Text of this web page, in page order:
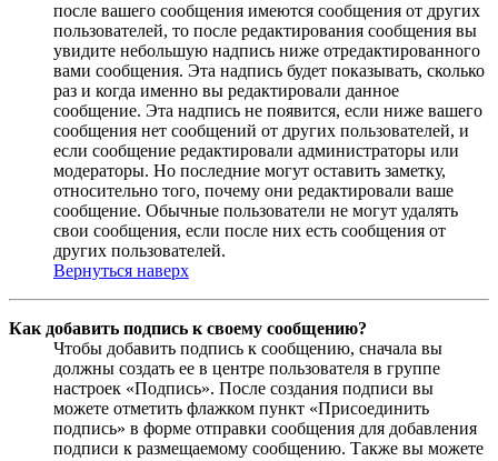
после вашего сообщения имеются сообщения от других
пользователей, то после редактирования сообщения вы
увидите небольшую надпись ниже отредактированного
вами сообщения. Эта надпись будет показывать, сколько
раз и когда именно вы редактировали данное
сообщение. Эта надпись не появится, если ниже вашего
сообщения нет сообщений от других пользователей, и
если сообщение редактировали администраторы или
модераторы. Но последние могут оставить заметку,
относительно того, почему они редактировали ваше
сообщение. Обычные пользователи не могут удалять
свои сообщения, если после них есть сообщения от
других пользователей.
Вернуться наверх
Как добавить подпись к своему сообщению?
Чтобы добавить подпись к сообщению, сначала вы
должны создать ее в центре пользователя в группе
настроек «Подпись». После создания подписи вы
можете отметить флажком пункт «Присоединить
подпись» в форме отправки сообщения для добавления
подписи к размещаемому сообщению. Также вы можете